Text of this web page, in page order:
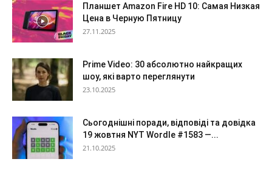
Планшет Amazon Fire HD 10: Самая Низкая
Цена в Черную Пятницу
27.11.2025
Prime Video: 30 абсолютно найкращих
шоу, які варто переглянути
23.10.2025
Сьогоднішні поради, відповіді та довідка
19 жовтня NYT Wordle #1583 —...
21.10.2025